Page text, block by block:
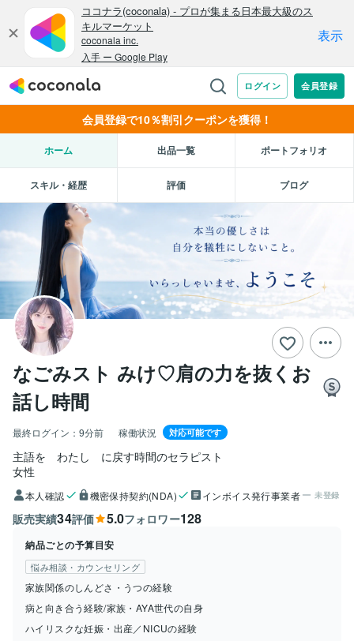
会員登録で10％割引クーポンを獲得！
ホーム 出品一覧 ポートフォリオ
スキル・経歴 評価 ブログ
なごみスト みけ♡肩の力を抜くお
話し時間
最終ログイン： 9分前 稼働状況 対応可能です
主語を　わたし　に戻す時間のセラピスト
女性
本人確認 機密保持契約(NDA) インボイス発行事業者 未登録
販売実績34評価 5.0フォロワー128
納品ごとの予算目安
悩み相談・カウンセリング
家族関係のしんどさ・うつの経験
病と向き合う経験/家族・AYA世代の自身
ハイリスクな妊娠・出産／NICUの経験